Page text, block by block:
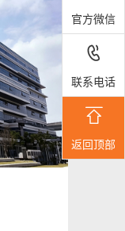
官方微信

联系电话

返回顶部